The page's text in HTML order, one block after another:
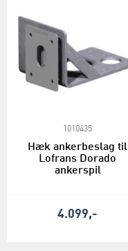
1010435
Hæk ankerbeslag til
Lofrans Dorado
ankerspil
4.099,-